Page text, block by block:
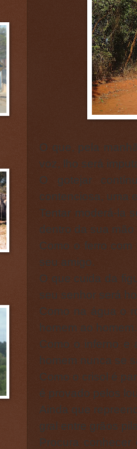
O que, pela
voz, lho será
O gotejar
contenciosa, uma
Tentar moderá-la
dentro da sua mão
Como o ferro
seu amigo.
O que cuida da
seu senhor será
Como na água o
homem ao homem.
Como o inferno e
homem nunca se
Como o crisol é
é provado pelos
Ainda que
gral entre grãos
Procura